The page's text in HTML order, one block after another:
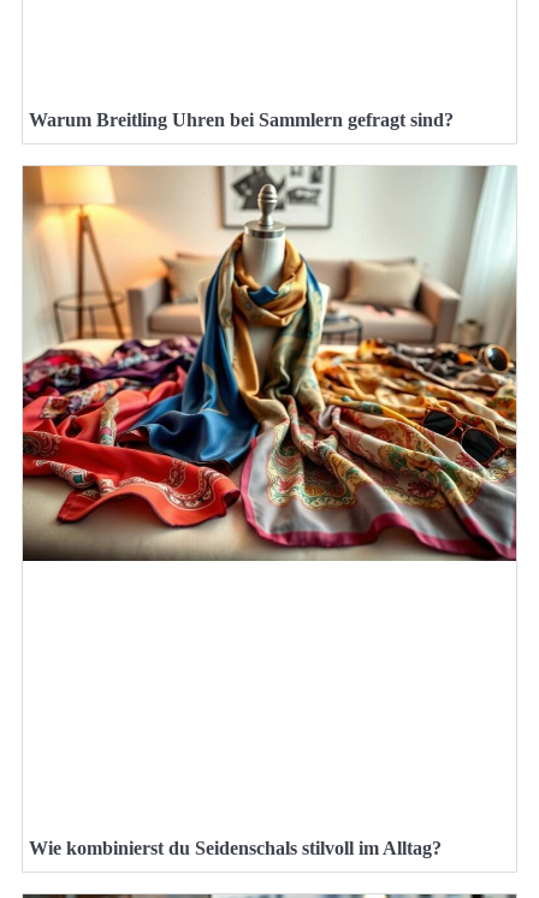
Warum Breitling Uhren bei Sammlern gefragt sind?
Wie kombinierst du Seidenschals stilvoll im Alltag?